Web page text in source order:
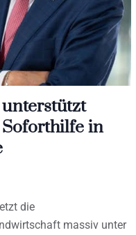
in
die
massiv unter